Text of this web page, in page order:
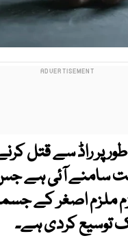
پر راڈ سے قتل
سامنے آئی ہے
ملزم اصغر کے